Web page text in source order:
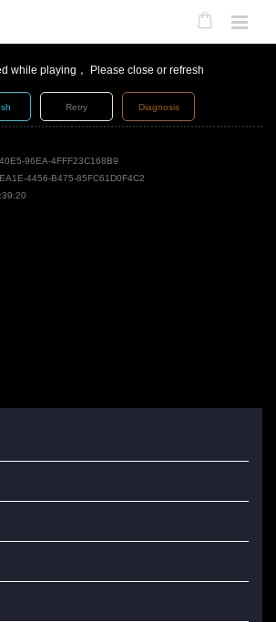
while playing， Please close or refresh
Retry Diagnosis
96EA-4FFF23C168B9
4456-B475-85FC61D0F4C2